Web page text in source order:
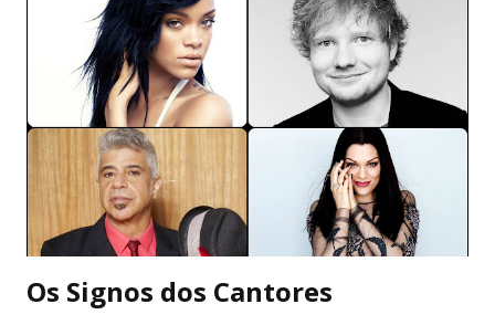
poucos. Me comia viva sem pedir troco, me dessensibilizava
a ponto de eu me sensibilizar com migalhas. Eu não era
mais minha ou de quem quer que fosse. Isso me frustrava.
Mais uma vez, me via ali estirada ao chão, como quem pede
ao mundo um pouco de carinho. Sempre perto de
aniversários. Ninguém continuava tendo respostas para as
coincidências que apareciam em determinados meses. Será
que esse ciclo torto sempre voltaria a se repetir? Eu ...
Os Signos dos Cantores